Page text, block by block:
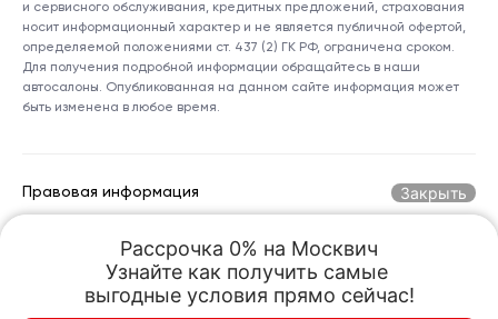
и сервисного обслуживания, кредитных предложений, страхования
носит информационный характер и не является публичной офертой,
определяемой положениями ст. 437 (2) ГК РФ, ограничена сроком.
Для получения подробной информации обращайтесь в наши
автосалоны. Опубликованная на данном сайте информация может
быть изменена в любое время.
Правовая информация
Горячая линия по номеру:+7 (800) 250-06-70
Адрес электронной почты: kreception@sialauto.ru
Закрыть
Рассрочка 0% на Москвич
Узнайте как получить самые
выгодные условия прямо сейчас!